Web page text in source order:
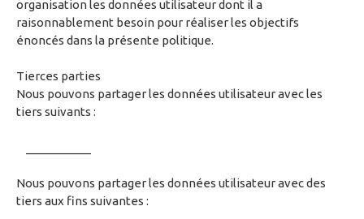
organisation les données utilisateur dont il a
raisonnablement besoin pour réaliser les objectifs
énoncés dans la présente politique.
Tierces parties
Nous pouvons partager les données utilisateur avec les
tiers suivants :
Nous pouvons partager les données utilisateur avec des
tiers aux fins suivantes :